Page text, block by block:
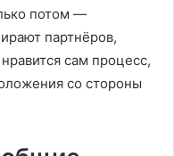
потом —
партнёров,
сам процесс,
со стороны